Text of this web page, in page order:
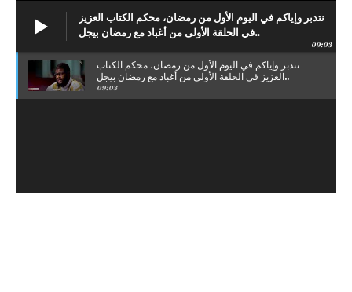
نتدبر وإياكم في اليوم الأول من رمضان، محكم الكتاب العزيز
في الحلقة الأولى من أغباد مع رمضان بيجل..
09:03
نتدبر وإياكم في اليوم الأول من رمضان، محكم الكتاب
العزيز في الحلقة الأولى من أغباد مع رمضان بيجل..
09:03